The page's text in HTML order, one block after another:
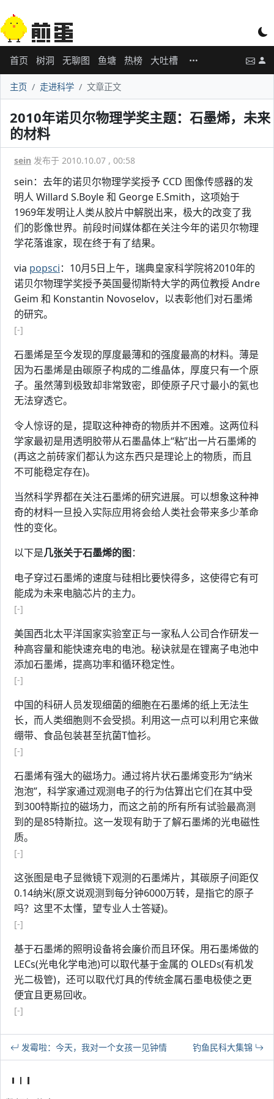
首页 树洞 无聊图 鱼塘 热榜 大吐槽
主页 走进科学 文章正文
2010年诺贝尔物理学奖主题：石墨烯，未来
的材料
sein 发布于 2010.10.07 , 00:58
sein：去年的诺贝尔物理学奖授予 CCD 图像传感器的发
明人 Willard S.Boyle 和 George E.Smith，这项始于
1969年发明让人类从胶片中解脱出来，极大的改变了我
们的影像世界。前段时间媒体都在关注今年的诺贝尔物理
学花落谁家，现在终于有了结果。
via popsci：10月5日上午，瑞典皇家科学院将2010年的
诺贝尔物理学奖授予英国曼彻斯特大学的两位教授 Andre
Geim 和 Konstantin Novoselov，以表彰他们对石墨烯
的研究。
[-]
石墨烯是至今发现的厚度最薄和的强度最高的材料。薄是
因为石墨烯是由碳原子构成的二维晶体，厚度只有一个原
子。虽然薄到极致却非常致密，即使原子尺寸最小的氦也
无法穿透它。
令人惊讶的是，提取这种神奇的物质并不困难。这两位科
学家最初是用透明胶带从石墨晶体上“粘”出一片石墨烯的
(再这之前砖家们都认为这东西只是理论上的物质，而且
不可能稳定存在)。
当然科学界都在关注石墨烯的研究进展。可以想象这种神
奇的材料一旦投入实际应用将会给人类社会带来多少革命
性的变化。
以下是几张关于石墨烯的图：
电子穿过石墨烯的速度与硅相比要快得多，这使得它有可
能成为未来电脑芯片的主力。
[-]
美国西北太平洋国家实验室正与一家私人公司合作研发一
种高容量和能快速充电的电池。秘诀就是在锂离子电池中
添加石墨烯，提高功率和循环稳定性。
[-]
中国的科研人员发现细菌的细胞在石墨烯的纸上无法生
长，而人类细胞则不会受损。利用这一点可以利用它来做
绷带、食品包装甚至抗菌T恤衫。
[-]
石墨烯有强大的磁场力。通过将片状石墨烯变形为“纳米
泡泡”，科学家通过观测电子的行为估算出它们在其中受
到300特斯拉的磁场力，而这之前的所有所有试验最高测
到的是85特斯拉。这一发现有助于了解石墨烯的光电磁性
质。
[-]
这张图是电子显微镜下观测的石墨烯片，其碳原子间距仅
0.14纳米(原文说观测到每分钟6000万转，是指它的原子
吗？这里不太懂，望专业人士答疑)。
[-]
基于石墨烯的照明设备将会廉价而且环保。用石墨烯做的
LECs(光电化学电池)可以取代基于金属的 OLEDs(有机发
光二极管)，还可以取代灯具的传统金属石墨电极使之更
便宜且更易回收。
[-]
发霉啦：今天，我对一个女孩一见钟情 钓鱼民科大集锦